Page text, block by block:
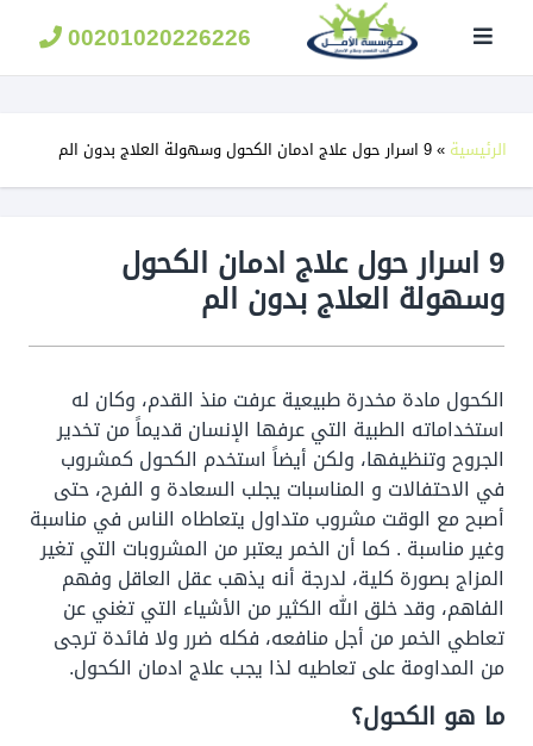
الامل
لعلاج
00201020226226
الرئيسية »9 اسرار حول علاج ادمان الكحول وسهولة العلاج بدون الم
9 اسرار حول علاج ادمان الكحول
وسهولة العلاج بدون الم
الكحول مادة مخدرة طبيعية عرفت منذ القدم، وكان له
استخداماته الطبية التي عرفها الإنسان قديماً من تخدير
الجروح وتنظيفها، ولكن أيضاً استخدم الكحول كمشروب
في الاحتفالات و المناسبات يجلب السعادة و الفرح، حتى
أصبح مع الوقت مشروب متداول يتعاطاه الناس في مناسبة
وغير مناسبة . كما أن الخمر يعتبر من المشروبات التي تغير
المزاج بصورة كلية، لدرجة أنه يذهب عقل العاقل وفهم
الفاهم، وقد خلق الله الكثير من الأشياء التي تغني عن
تعاطي الخمر من أجل منافعه، فكله ضرر ولا فائدة ترجى
من المداومة على تعاطيه لذا يجب علاج ادمان الكحول.
ما هو الكحول؟